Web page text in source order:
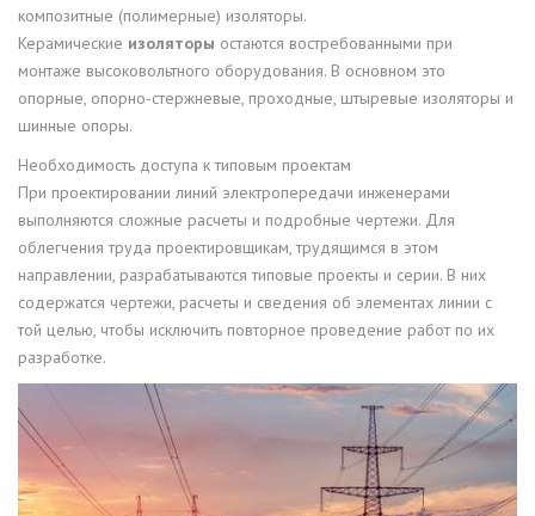
композитные (полимерные) изоляторы.
Керамические изоляторы остаются востребованными при
монтаже высоковольтного оборудования. В основном это
опорные, опорно-стержневые, проходные, штыревые изоляторы и
шинные опоры.
Необходимость доступа к типовым проектам
При проектировании линий электропередачи инженерами
выполняются сложные расчеты и подробные чертежи. Для
облегчения труда проектировщикам, трудящимся в этом
направлении, разрабатываются типовые проекты и серии. В них
содержатся чертежи, расчеты и сведения об элементах линии с
той целью, чтобы исключить повторное проведение работ по их
разработке.